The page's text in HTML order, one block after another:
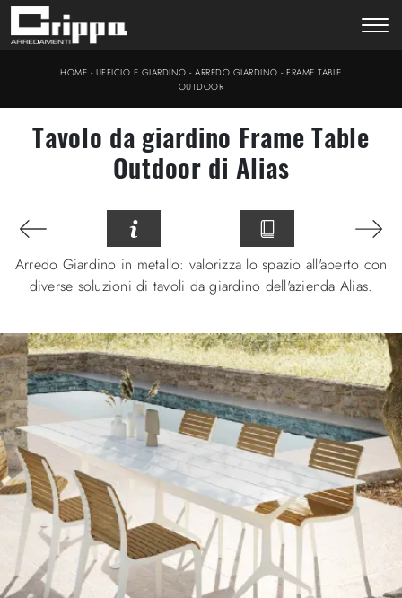
HOME - UFFICIO E GIARDINO -ARREDO GIARDINO -FRAME TABLE
OUTDOOR
Tavolo da giardino Frame Table
Outdoor di Alias
Arredo Giardino in metallo: valorizza lo spazio all'aperto con
diverse soluzioni di tavoli da giardino dell'azienda Alias.